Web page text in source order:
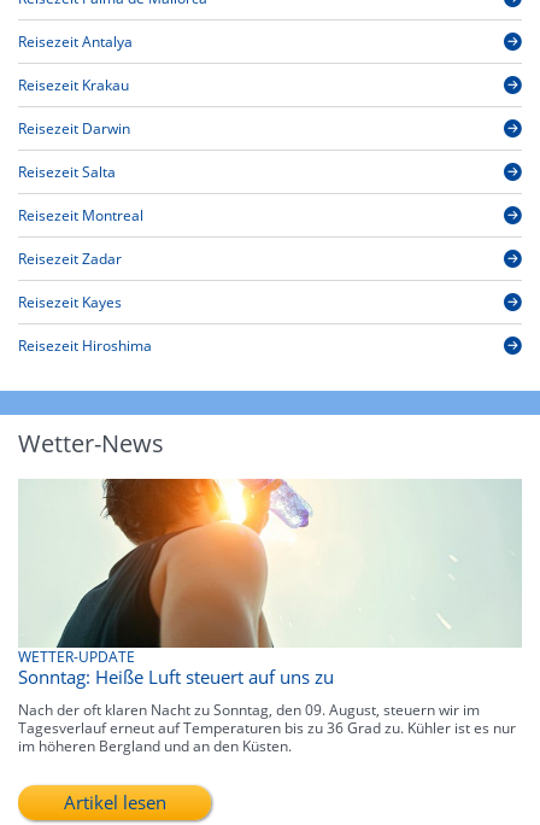
Reisezeit Antalya
Reisezeit Krakau
Reisezeit Darwin
Reisezeit Salta
Reisezeit Montreal
Reisezeit Zadar
Reisezeit Kayes
Reisezeit Hiroshima
Wetter-News
WETTER-UPDATE
Sonntag: Heiße Luft steuert auf uns zu
Nach der oft klaren Nacht zu Sonntag, den 09. August, steuern wir im
Tagesverlauf erneut auf Temperaturen bis zu 36 Grad zu. Kühler ist es nur
im höheren Bergland und an den Küsten.
Artikel lesen